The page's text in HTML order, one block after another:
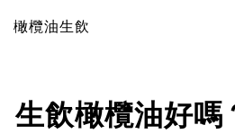
橄欖油生飲
生飲橄欖油好嗎